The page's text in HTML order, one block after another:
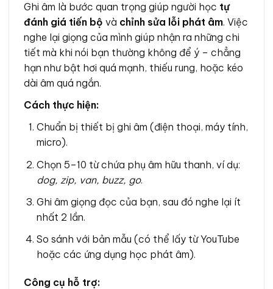
Ghi âm là bước quan trọng giúp người học tự
đánh giá tiến bộ và chỉnh sửa lỗi phát âm. Việc
nghe lại giọng của mình giúp nhận ra những chi
tiết mà khi nói bạn thường không để ý – chẳng
hạn như bật hơi quá mạnh, thiếu rung, hoặc kéo
dài âm quá ngắn.
Cách thực hiện:
Chuẩn bị thiết bị ghi âm (điện thoại, máy tính,
micro).
Chọn 5–10 từ chứa phụ âm hữu thanh, ví dụ:
dog, zip, van, buzz, go.
Ghi âm giọng đọc của bạn, sau đó nghe lại ít
nhất 2 lần.
So sánh với bản mẫu (có thể lấy từ YouTube
hoặc các ứng dụng học phát âm).
Công cụ hỗ trợ: